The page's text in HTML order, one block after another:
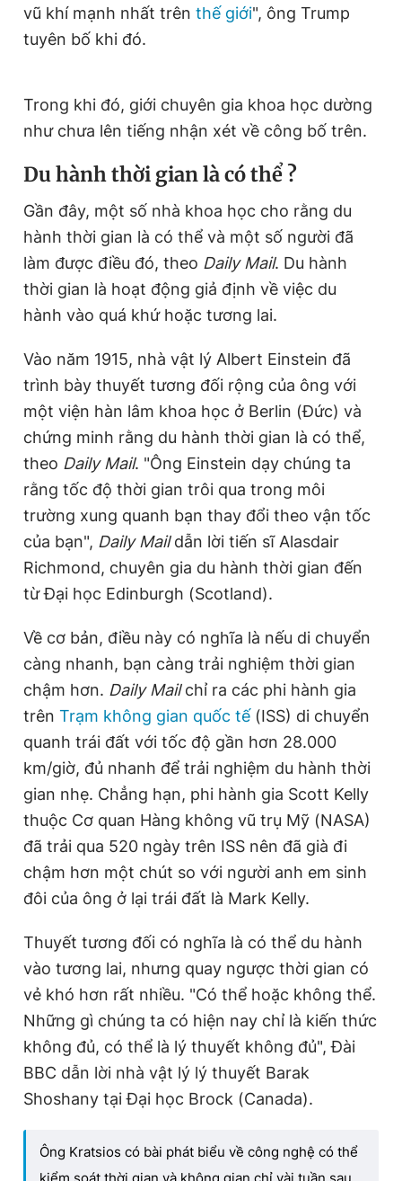
vũ khí mạnh nhất trên thế giới", ông Trump
tuyên bố khi đó.
Trong khi đó, giới chuyên gia khoa học dường
như chưa lên tiếng nhận xét về công bố trên.
Du hành thời gian là có thể ?
Gần đây, một số nhà khoa học cho rằng du
hành thời gian là có thể và một số người đã
làm được điều đó, theo Daily Mail. Du hành
thời gian là hoạt động giả định về việc du
hành vào quá khứ hoặc tương lai.
Vào năm 1915, nhà vật lý Albert Einstein đã
trình bày thuyết tương đối rộng của ông với
một viện hàn lâm khoa học ở Berlin (Đức) và
chứng minh rằng du hành thời gian là có thể,
theo Daily Mail. "Ông Einstein dạy chúng ta
rằng tốc độ thời gian trôi qua trong môi
trường xung quanh bạn thay đổi theo vận tốc
của bạn", Daily Maildẫn lời tiến sĩ Alasdair
Richmond, chuyên gia du hành thời gian đến
từ Đại học Edinburgh (Scotland).
Về cơ bản, điều này có nghĩa là nếu di chuyển
càng nhanh, bạn càng trải nghiệm thời gian
chậm hơn. Daily Mailchỉ ra các phi hành gia
trên Trạm không gian quốc tế (ISS) di chuyển
quanh trái đất với tốc độ gần hơn 28.000
km/giờ, đủ nhanh để trải nghiệm du hành thời
gian nhẹ. Chẳng hạn, phi hành gia Scott Kelly
thuộc Cơ quan Hàng không vũ trụ Mỹ (NASA)
đã trải qua 520 ngày trên ISS nên đã già đi
chậm hơn một chút so với người anh em sinh
đôi của ông ở lại trái đất là Mark Kelly.
Thuyết tương đối có nghĩa là có thể du hành
vào tương lai, nhưng quay ngược thời gian có
vẻ khó hơn rất nhiều. "Có thể hoặc không thể.
Những gì chúng ta có hiện nay chỉ là kiến thức
không đủ, có thể là lý thuyết không đủ", Đài
BBC dẫn lời nhà vật lý lý thuyết Barak
Shoshany tại Đại học Brock (Canada).
Ông Kratsios có bài phát biểu về công nghệ có thể